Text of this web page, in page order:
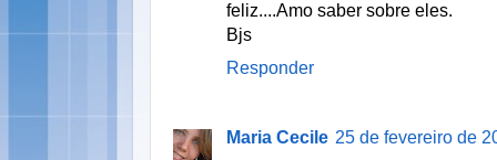
feliz....Amo saber sobre eles.
Bjs
Responder
Maria Cecile 25 de fevereiro de